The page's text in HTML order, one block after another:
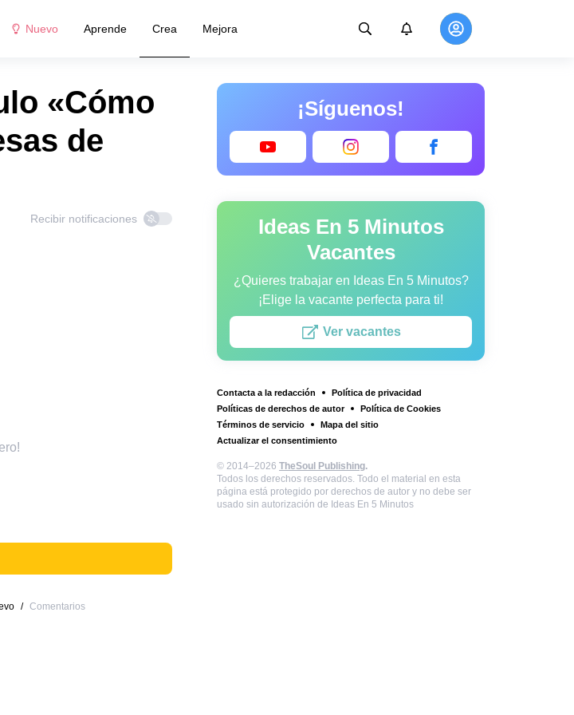
Nuevo Aprende Crea Mejora
¡Síguenos!
Ideas En 5 Minutos
Vacantes
¿Quieres trabajar en Ideas En 5 Minutos?
¡Elige la vacante perfecta para ti!
Ver vacantes
Contacta a la redacción
Política de privacidad
Políticas de derechos de autor
Política de Cookies
Términos de servicio
Mapa del sitio
Actualizar el consentimiento
© 2014–2026 TheSoul Publishing.
Todos los derechos reservados. Todo el material en esta
página está protegido por derechos de autor y no debe ser
usado sin autorización de Ideas En 5 Minutos
«Cómo
de
Recibir notificaciones
/ Comentarios